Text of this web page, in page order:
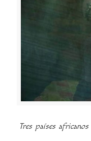
Tres países